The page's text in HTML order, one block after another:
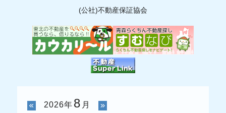
(公社)不動産保証協会
2026年 8 月